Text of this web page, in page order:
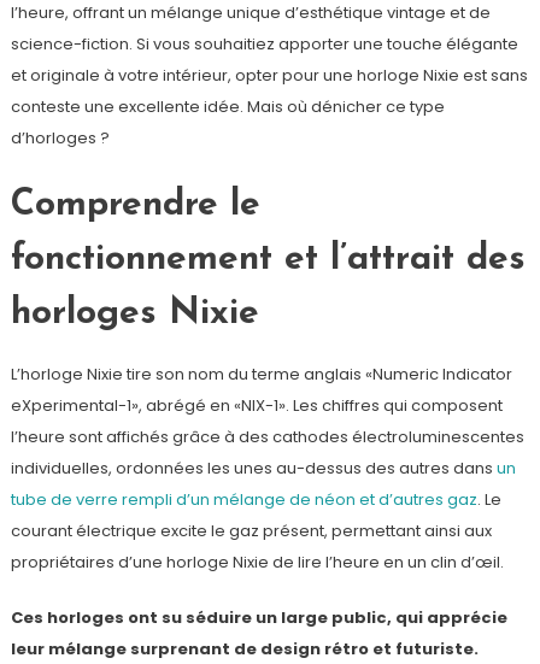
l’heure, offrant un mélange unique d’esthétique vintage et de
science-fiction. Si vous souhaitiez apporter une touche élégante
et originale à votre intérieur, opter pour une horloge Nixie est sans
conteste une excellente idée. Mais où dénicher ce type
d’horloges ?
Comprendre le
fonctionnement et l’attrait des
horloges Nixie
L’horloge Nixie tire son nom du terme anglais «Numeric Indicator
eXperimental-1», abrégé en «NIX-1». Les chiffres qui composent
l’heure sont affichés grâce à des cathodes électroluminescentes
individuelles, ordonnées les unes au-dessus des autres dans un
tube de verre rempli d’un mélange de néon et d’autres gaz. Le
courant électrique excite le gaz présent, permettant ainsi aux
propriétaires d’une horloge Nixie de lire l’heure en un clin d’œil.
Ces horloges ont su séduire un large public, qui apprécie
leur mélange surprenant de design rétro et futuriste.